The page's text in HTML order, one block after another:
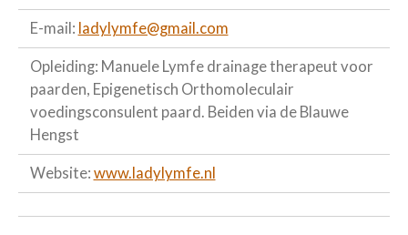
E-mail: ladylymfe@gmail.com
Opleiding: Manuele Lymfe drainage therapeut voor
paarden, Epigenetisch Orthomoleculair
voedingsconsulent paard. Beiden via de Blauwe
Hengst
Website: www.ladylymfe.nl